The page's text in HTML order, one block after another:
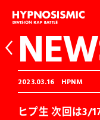
2023.03.16 HPNM
ヒプ生 次回は3/